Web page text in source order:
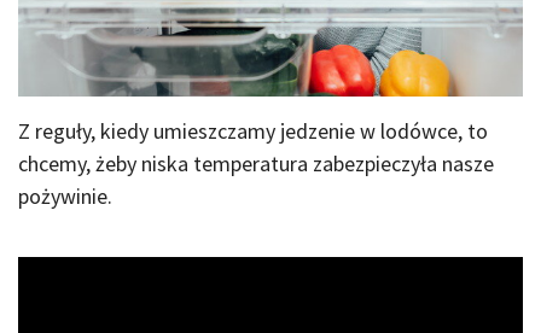
Z reguły, kiedy umieszczamy jedzenie w lodówce, to
chcemy, żeby niska temperatura zabezpieczyła nasze
pożywinie.